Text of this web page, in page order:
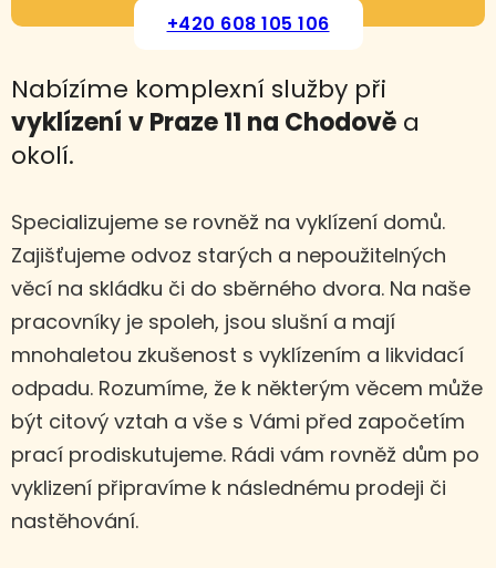
+420 608 105 106
Nabízíme komplexní služby při
vyklízení v Praze 11 na Chodově a
okolí.
Specializujeme se rovněž na vyklízení domů.
Zajišťujeme odvoz starých a nepoužitelných
věcí na skládku či do sběrného dvora. Na naše
pracovníky je spoleh, jsou slušní a mají
mnohaletou zkušenost s vyklízením a likvidací
odpadu. Rozumíme, že k některým věcem může
být citový vztah a vše s Vámi před započetím
prací prodiskutujeme. Rádi vám rovněž dům po
vyklizení připravíme k následnému prodeji či
nastěhování.